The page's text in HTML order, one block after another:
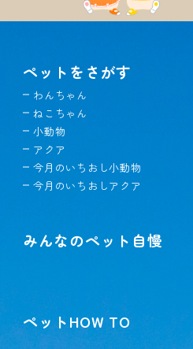
ペットをさがす
わんちゃん
ねこちゃん
小動物
アクア
今月のいちおし小動物
今月のいちおしアクア
みんなのペット自慢
ペットHOW TO